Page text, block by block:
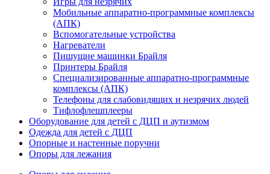
Мобильные аппаратно-программные комплексы
(АПК)
Вспомогательные устройства
Нагреватели
Пишущие машинки Брайля
Принтеры Брайля
Специализированные аппаратно-программные
комплексы (АПК)
Телефоны для слабовидящих и незрячих людей
Тифлофлешплееры
Оборудование для детей с ДЦП и аутизмом
Одежда для детей с ДЦП
Опорные и настенные поручни
Опоры для лежания